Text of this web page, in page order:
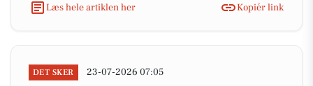
Læs hele artiklen her
Kopiér link
DET SKER 23-07-2026 07:05